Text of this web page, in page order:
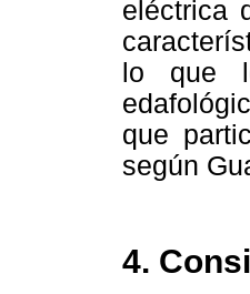
eléctrica
lo que
que
según
4.